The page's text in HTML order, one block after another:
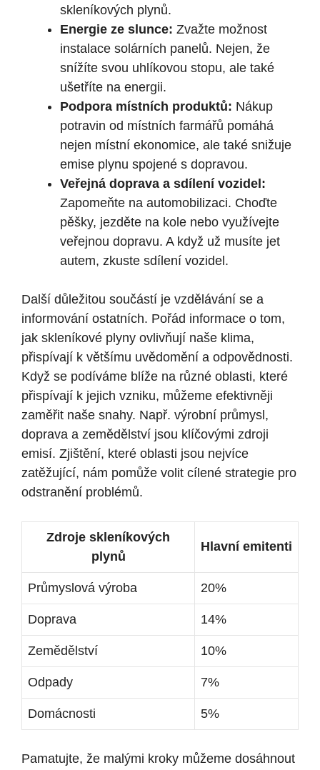
skleníkových plynů.
Energie ze slunce: Zvažte možnost
instalace solárních panelů. Nejen, že
snížíte svou uhlíkovou stopu, ale také
ušetříte na energii.
Podpora místních produktů: Nákup
potravin od místních farmářů pomáhá
nejen místní ekonomice, ale také snižuje
emise plynu spojené s dopravou.
Veřejná doprava a sdílení vozidel:
Zapomeňte na automobilizaci. Choďte
pěšky, jezděte na kole nebo využívejte
veřejnou dopravu. A když už musíte jet
autem, zkuste sdílení vozidel.
Další důležitou součástí je vzdělávání se a
informování ostatních. Pořád informace o tom,
jak skleníkové plyny ovlivňují naše klima,
přispívají k většímu uvědomění a odpovědnosti.
Když se podíváme blíže na různé oblasti, které
přispívají k jejich vzniku, můžeme efektivněji
zaměřit naše snahy. Např. výrobní průmysl,
doprava a zemědělství jsou klíčovými zdroji
emisí. Zjištění, které oblasti jsou nejvíce
zatěžující, nám pomůže volit cílené strategie pro
odstranění problémů.
Zdroje skleníkových
plynů
Hlavní emitenti
Průmyslová výroba 20%
Doprava 14%
Zemědělství 10%
Odpady 7%
Domácnosti 5%
Pamatujte, že malými kroky můžeme dosáhnout